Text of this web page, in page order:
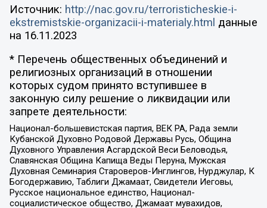
Источник: http://nac.gov.ru/terroristicheskie-i-
ekstremistskie-organizacii-i-materialy.html данные
на 16.11.2023
* Перечень общественных объединений и
религиозных организаций в отношении
которых судом принято вступившее в
законную силу решение о ликвидации или
запрете деятельности:
Национал-большевистская партия, ВЕК РА, Рада земли
Кубанской Духовно Родовой Державы Русь, Община
Духовного Управления Асгардской Веси Беловодья,
Славянская Община Капища Веды Перуна, Мужская
Духовная Семинария Староверов-Инглингов, Нурджулар, К
Богодержавию, Таблиги Джамаат, Свидетели Иеговы,
Русское национальное единство, Национал-
социалистическое общество, Джамаат мувахидов,